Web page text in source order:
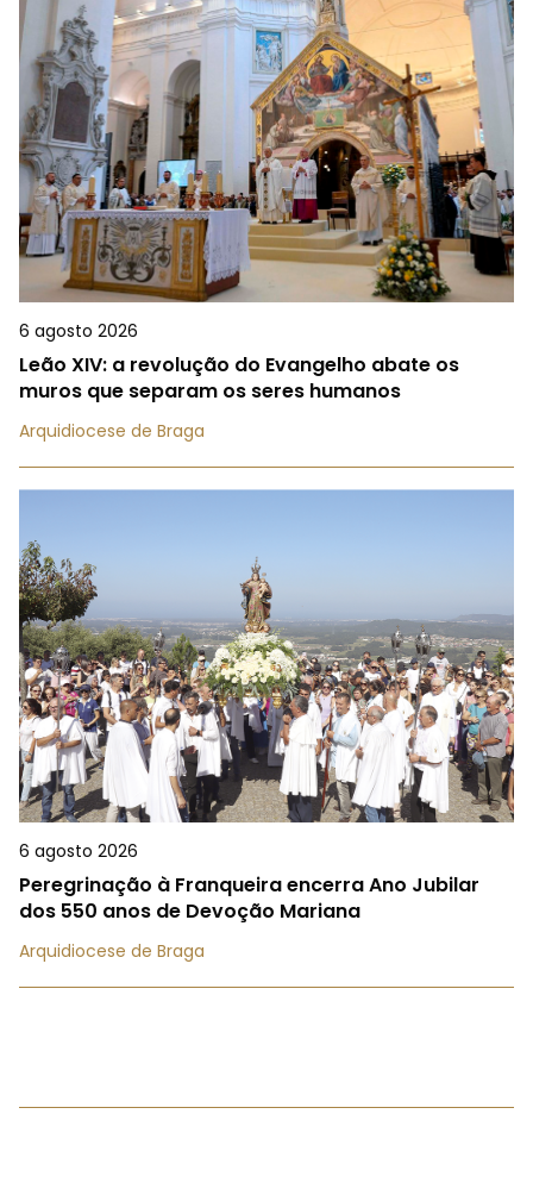
6 agosto 2026
Leão XIV: a revolução do Evangelho abate os
muros que separam os seres humanos
Arquidiocese de Braga
6 agosto 2026
Peregrinação à Franqueira encerra Ano Jubilar
dos 550 anos de Devoção Mariana
Arquidiocese de Braga